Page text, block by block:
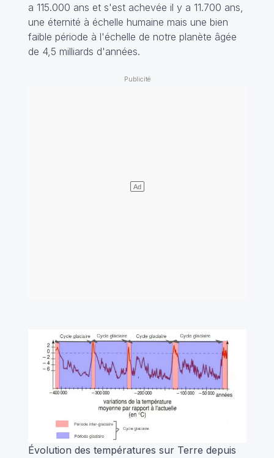
a 115.000 ans et s'est achevée il y a 11.700 ans,
une éternité à échelle humaine mais une bien
faible période à l'échelle de notre planète âgée
de 4,5 milliards d'années.
Évolution des températures sur Terre depuis